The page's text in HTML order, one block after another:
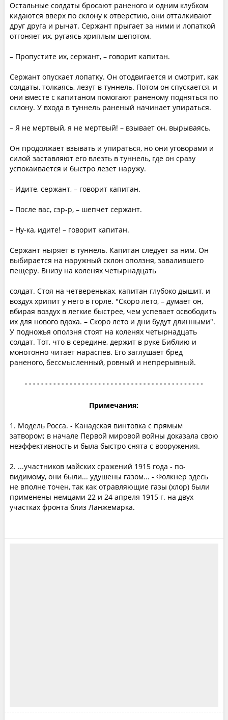
Остальные солдаты бросают раненого и одним клубком
кидаются вверх по склону к отверстию, они отталкивают
друг друга и рычат. Сержант прыгает за ними и лопаткой
отгоняет их, ругаясь хриплым шепотом.
– Пропустите их, сержант, – говорит капитан.
Сержант опускает лопатку. Он отодвигается и смотрит, как
солдаты, толкаясь, лезут в туннель. Потом он спускается, и
они вместе с капитаном помогают раненому подняться по
склону. У входа в туннель раненый начинает упираться.
– Я не мертвый, я не мертвый! – взывает он, вырываясь.
Он продолжает взывать и упираться, но они уговорами и
силой заставляют его влезть в туннель, где он сразу
успокаивается и быстро лезет наружу.
– Идите, сержант, – говорит капитан.
– После вас, сэр-р, – шепчет сержант.
– Ну-ка, идите! – говорит капитан.
Сержант ныряет в туннель. Капитан следует за ним. Он
выбирается на наружный склон оползня, завалившего
пещеру. Внизу на коленях четырнадцать
солдат. Стоя на четвереньках, капитан глубоко дышит, и
воздух хрипит у него в горле. "Скоро лето, – думает он,
вбирая воздух в легкие быстрее, чем успевает освободить
их для нового вдоха. – Скоро лето и дни будут длинными".
У подножья оползня стоят на коленях четырнадцать
солдат. Тот, что в середине, держит в руке Библию и
монотонно читает нараспев. Его заглушает бред
раненого, бессмысленный, ровный и непрерывный.
Примечания:
1. Модель Росса. - Канадская винтовка с прямым
затвором; в начале Первой мировой войны доказала свою
неэффективность и была быстро снята с вооружения.
2. ...участников майских сражений 1915 года - по-
видимому, они были... удушены газом... - Фолкнер здесь
не вполне точен, так как отравляющие газы (хлор) были
применены немцами 22 и 24 апреля 1915 г. на двух
участках фронта близ Ланжемарка.